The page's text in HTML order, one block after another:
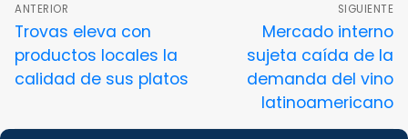
ANTERIOR
Trovas eleva con
productos locales la
calidad de sus platos
SIGUIENTE
Mercado interno
sujeta caída de la
demanda del vino
latinoamericano